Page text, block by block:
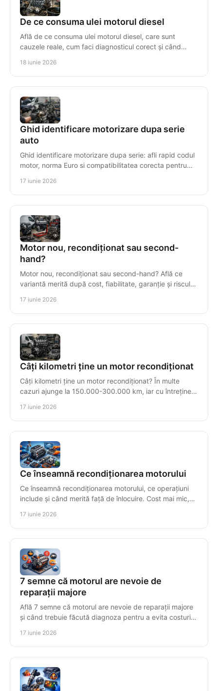
De ce consuma ulei motorul diesel
Află de ce consuma ulei motorul diesel, care sunt
cauzele reale, cum faci diagnosticul corect și când
18 iunie 2026
Ghid identificare motorizare dupa serie
auto
Ghid identificare motorizare dupa serie: afli rapid codul
motor, norma Euro si compatibilitatea corecta pentru
17 iunie 2026
Motor nou, recondiționat sau second-
hand?
Motor nou, recondiționat sau second-hand? Află ce
variantă merită după cost, fiabilitate, garanție și riscul
17 iunie 2026
Câți kilometri ține un motor recondiționat
Câți kilometri ține un motor recondiționat? În multe
cazuri ajunge la 150.000-300.000 km, iar cu întreținere
17 iunie 2026
Ce înseamnă recondiționarea motorului
Ce înseamnă recondiționarea motorului, ce operațiuni
include și când merită față de înlocuire. Cost mai mic,
17 iunie 2026
7 semne că motorul are nevoie de
reparații majore
Află 7 semne că motorul are nevoie de reparații majore
și când trebuie făcută diagnoza pentru a evita costuri
17 iunie 2026